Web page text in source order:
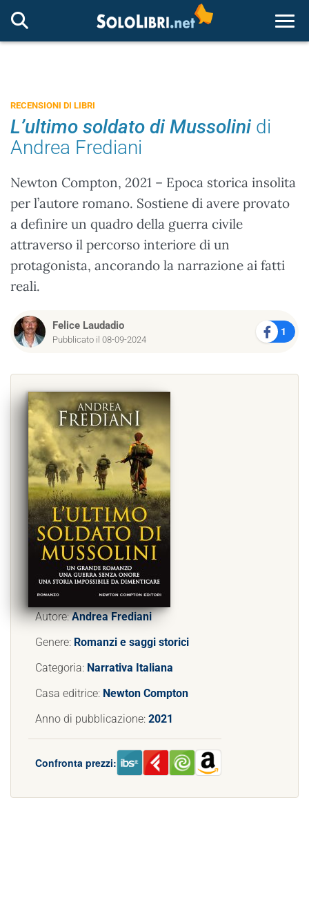
RECENSIONI DI LIBRI
L’ultimo soldato di Mussolini di
Andrea Frediani
Newton Compton, 2021 – Epoca storica insolita
per l’autore romano. Sostiene di avere provato
a definire un quadro della guerra civile
attraverso il percorso interiore di un
protagonista, ancorando la narrazione ai fatti
reali.
Felice Laudadio
Pubblicato il 08-09-2024
1
Autore:Andrea Frediani
Genere: Romanzi e saggi storici
Categoria: Narrativa Italiana
Casa editrice: Newton Compton
Anno di pubblicazione: 2021
Confronta prezzi: